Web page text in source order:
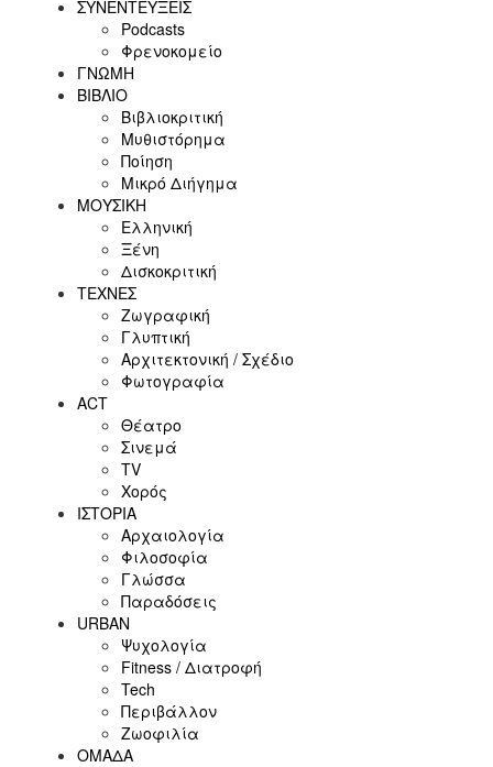
ΣΥΝΕΝΤΕΥΞΕΙΣ
Podcasts
Φρενοκομείο
ΓΝΩΜΗ
ΒΙΒΛΙΟ
Βιβλιοκριτική
Μυθιστόρημα
Ποίηση
Μικρό Διήγημα
ΜΟΥΣΙΚΗ
Ελληνική
Ξένη
Δισκοκριτική
ΤΕΧΝΕΣ
Ζωγραφική
Γλυπτική
Αρχιτεκτονική / Σχέδιο
Φωτογραφία
ACT
Θέατρο
Σινεμά
ΤV
Χορός
ΙΣΤΟΡΙΑ
Αρχαιολογία
Φιλοσοφία
Γλώσσα
Παραδόσεις
URBAN
Ψυχολογία
Fitness / Διατροφή
Tech
Περιβάλλον
Ζωοφιλία
ΟΜΑΔΑ